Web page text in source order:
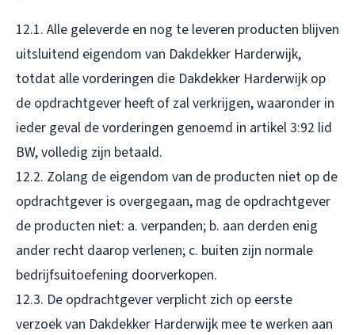
12.1. Alle geleverde en nog te leveren producten blijven
uitsluitend eigendom van Dakdekker Harderwijk,
totdat alle vorderingen die Dakdekker Harderwijk op
de opdrachtgever heeft of zal verkrijgen, waaronder in
ieder geval de vorderingen genoemd in artikel 3:92 lid
BW, volledig zijn betaald.
12.2. Zolang de eigendom van de producten niet op de
opdrachtgever is overgegaan, mag de opdrachtgever
de producten niet: a. verpanden; b. aan derden enig
ander recht daarop verlenen; c. buiten zijn normale
bedrijfsuitoefening doorverkopen.
12.3. De opdrachtgever verplicht zich op eerste
verzoek van Dakdekker Harderwijk mee te werken aan